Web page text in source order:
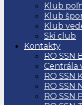
Klub
Klub
Klub
Ski club
Kontakty
RO SSN
Centrála
RO SSN
RO SSN
RO SSN